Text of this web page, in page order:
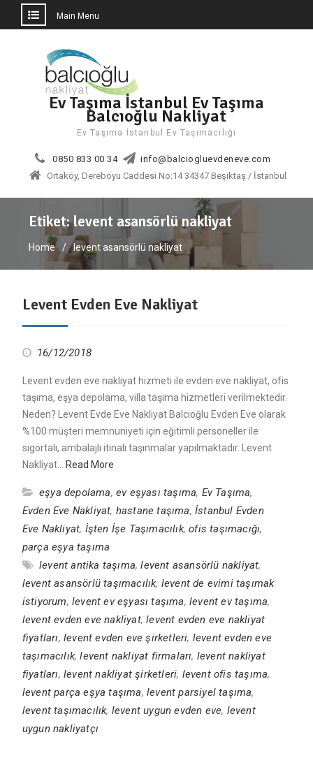
Main Menu
Ev Taşıma İstanbul Ev Taşıma
Balcıoğlu Nakliyat
Ev Taşıma İstanbul Ev Taşımacılığı
0850 833 00 34
info@balciogluevdeneve.com
Ortaköy, Dereboyu Caddesi No:14 34347 Beşiktaş / İstanbul
Etiket:levent asansörlü nakliyat
Home levent asansörlü nakliyat
Levent Evden Eve Nakliyat
16/12/2018
Levent evden eve nakliyat hizmeti ile evden eve nakliyat, ofis
taşıma, eşya depolama, villa taşıma hizmetleri verilmektedir.
Neden? Levent Evde Eve Nakliyat Balcıoğlu Evden Eve olarak
%100 müşteri memnuniyeti için eğitimli personeller ile
sigortalı, ambalajlı itinalı taşınmalar yapılmaktadır. Levent
Nakliyat… Read More
eşya depolama, ev eşyası taşıma, Ev Taşıma,
Evden Eve Nakliyat, hastane taşıma, İstanbul Evden
Eve Nakliyat, İşten İşe Taşımacılık,ofis taşımacığı,
parça eşya taşıma
levent antika taşıma,levent asansörlü nakliyat,
levent asansörlü taşımacılık, levent de evimi taşımak
istiyorum, levent ev eşyası taşıma, levent ev taşıma,
levent evden eve nakliyat,levent evden eve nakliyat
fiyatları, levent evden eve şirketleri, levent evden eve
taşımacılık,levent nakliyat firmaları, levent nakliyat
fiyatları, levent nakliyat şirketleri, levent ofis taşıma,
levent parça eşya taşıma, levent parsiyel taşıma,
levent taşımacılık, levent uygun evden eve, levent
uygun nakliyatçı